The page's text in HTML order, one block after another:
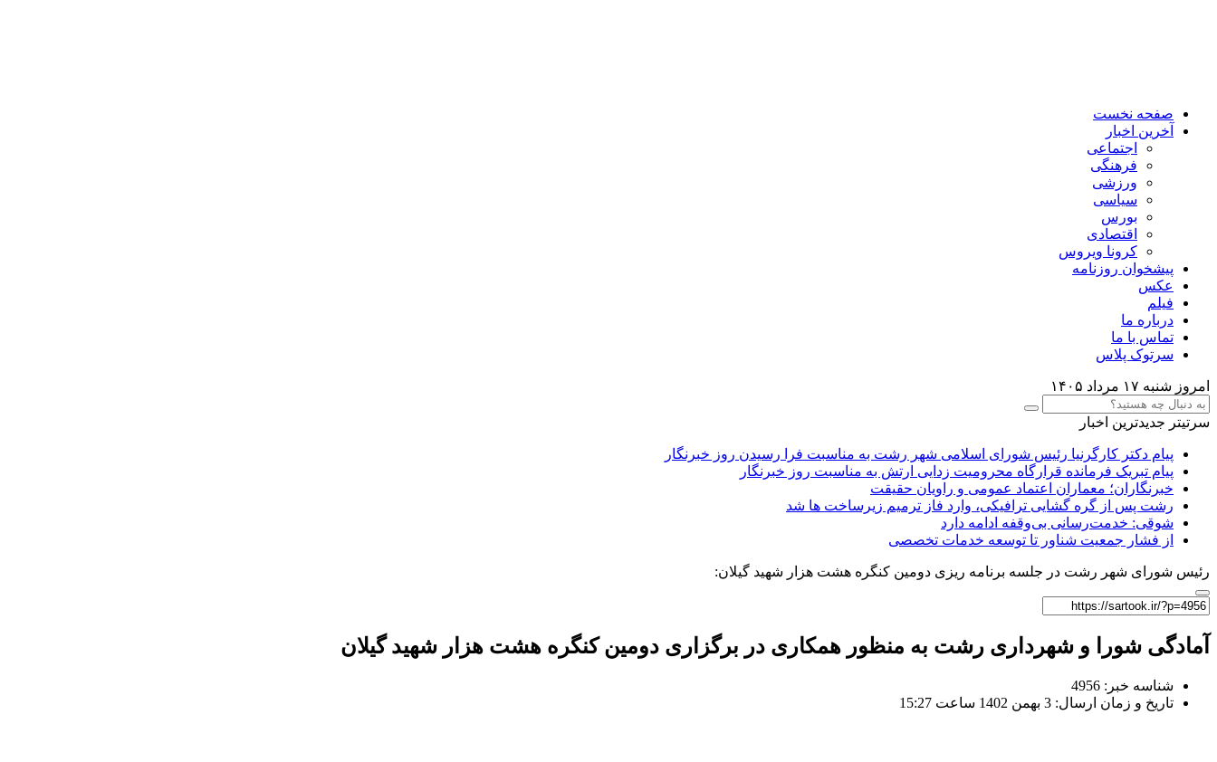
صفحه نخست
آخرین اخبار
اجتماعی
فرهنگی
ورزشی
سیاسی
بورس
اقتصادی
کرونا ویروس
پیشخوان روزنامه
عکس
فیلم
درباره ما
تماس با ما
سرتوک پلاس
امروز شنبه ۱۷ مرداد ۱۴۰۵
سرتیتر جدیدترین اخبار
پیام دکتر کارگرنیا رئیس شورای اسلامی شهر رشت به مناسبت فرا رسیدن روز خبرنگار
پیام تبریک فرمانده قرارگاه محرومیت‌ زدایی ارتش به مناسبت روز خبرنگار
خبرنگاران؛ معماران اعتماد عمومی و راویان حقیقت
رشت پس از گره گشایی ترافیکی، وارد فاز ترمیم زیرساخت ها شد
شوقی: خدمت‌رسانی بی‌وقفه ادامه دارد
از فشار جمعیت شناور تا توسعه خدمات تخصصی
رئیس شورای شهر رشت در جلسه برنامه ریزی دومین کنگره هشت هزار شهید گیلان:
آمادگی شورا و شهرداری رشت به منظور همکاری در برگزاری دومین کنگره هشت هزار شهید گیلان
شناسه خبر: 4956
تاریخ و زمان ارسال: 3 بهمن 1402 ساعت 15:27